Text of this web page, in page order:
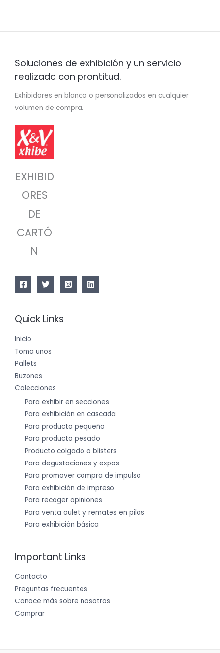
Soluciones de exhibición y un servicio
realizado con prontitud.
Exhibidores en blanco o personalizados en cualquier
volumen de compra.
EXHIBID
ORES
DE
CARTÓ
N
Quick Links
Inicio
Toma unos
Pallets
Buzones
Colecciones
Para exhibir en secciones
Para exhibición en cascada
Para producto pequeño
Para producto pesado
Producto colgado o blisters
Para degustaciones y expos
Para promover compra de impulso
Para exhibición de impreso
Para recoger opiniones
Para venta oulet y remates en pilas
Para exhibición básica
Important Links
Contacto
Preguntas frecuentes
Conoce más sobre nosotros
Comprar